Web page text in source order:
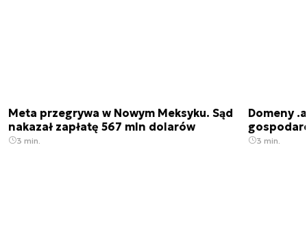
Meta przegrywa w Nowym Meksyku. Sąd
nakazał zapłatę 567 mln dolarów
3 min.
Domeny
3 min.